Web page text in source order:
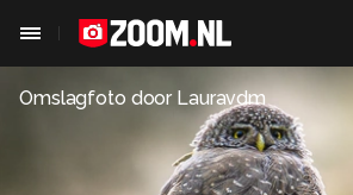
Omslagfoto door Lauravdm